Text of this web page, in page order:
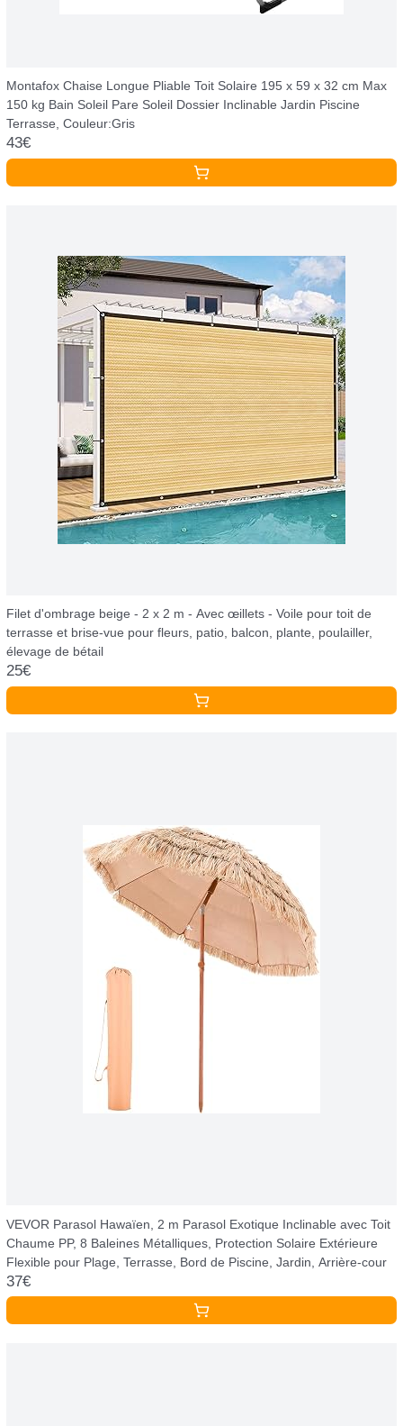
Montafox Chaise Longue Pliable Toit Solaire 195 x 59 x 32 cm Max
150 kg Bain Soleil Pare Soleil Dossier Inclinable Jardin Piscine
Terrasse, Couleur:Gris
43€
Filet d'ombrage beige - 2 x 2 m - Avec œillets - Voile pour toit de
terrasse et brise-vue pour fleurs, patio, balcon, plante, poulailler,
élevage de bétail
25€
VEVOR Parasol Hawaïen, 2 m Parasol Exotique Inclinable avec Toit
Chaume PP, 8 Baleines Métalliques, Protection Solaire Extérieure
Flexible pour Plage, Terrasse, Bord de Piscine, Jardin, Arrière-cour
37€